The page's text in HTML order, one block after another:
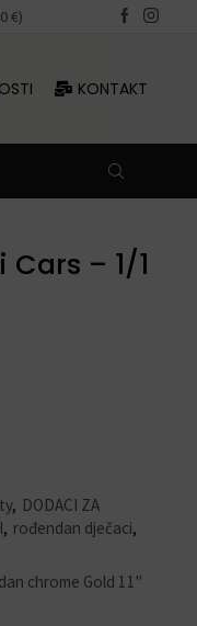
€)
KONTAKT
– 1/1
, DODACI ZA
, rođendan dječaci,
chrome Gold 11"